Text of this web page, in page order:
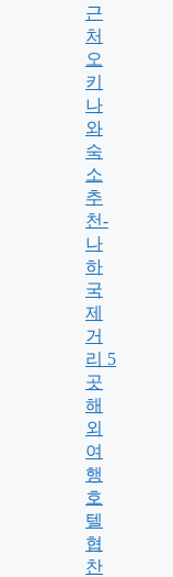
근
처
오
키
나
와
숙
소
추
천-
나
하
국
제
거
리 5
곳
해
외
여
행
호
텔
협
찬